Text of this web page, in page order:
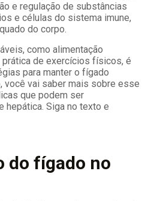
e regulação de substâncias
e células do sistema imune,
do corpo.
como alimentação
prática de exercícios físicos, é
para manter o fígado
você vai saber mais sobre esse
que podem ser
hepática. Siga no texto e
do fígado no